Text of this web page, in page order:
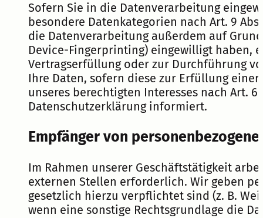
Sofern Sie in die Datenverarbeitung
besondere Datenkategorien nach Art. 9
die Datenverarbeitung außerdem auf
Device-Fingerprinting) eingewilligt haben,
Vertragserfüllung oder zur Durchführung
Ihre Daten, sofern diese zur Erfüllung
unseres berechtigten Interesses nach Art.
Datenschutzerklärung informiert.
Empfänger von
Im Rahmen unserer Geschäftstätigkeit
externen Stellen erforderlich. Wir geben
gesetzlich hierzu verpflichtet sind (z. B.
wenn eine sonstige Rechtsgrundlage die